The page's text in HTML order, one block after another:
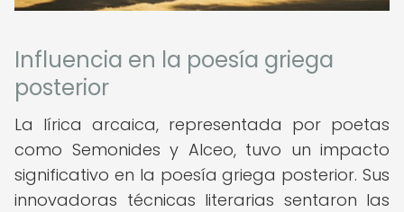
Influencia en la poesía griega
posterior
La lírica arcaica, representada por poetas
como Semonides y Alceo, tuvo un impacto
significativo en la poesía griega posterior. Sus
innovadoras técnicas literarias sentaron las